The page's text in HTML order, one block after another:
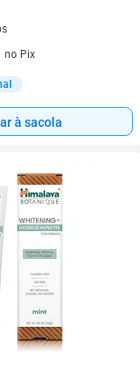
no Pix
à sacola